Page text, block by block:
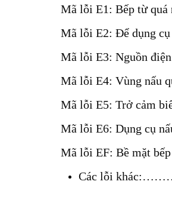
Mã lỗi E1: Bếp từ quá
Mã lỗi E2: Để dụng cụ
Mã lỗi E3: Nguồn
Mã lỗi E4: Vùng nấu
Mã lỗi E5: Trở cảm
Mã lỗi E6: Dụng cụ
Mã lỗi EF: Bề mặt
Các lỗi